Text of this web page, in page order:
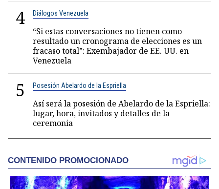
4 Diálogos Venezuela
“Si estas conversaciones no tienen como
resultado un cronograma de elecciones es un
fracaso total”: Exembajador de EE. UU. en
Venezuela
5 Posesión Abelardo de la Espriella
Así será la posesión de Abelardo de la Espriella:
lugar, hora, invitados y detalles de la
ceremonia